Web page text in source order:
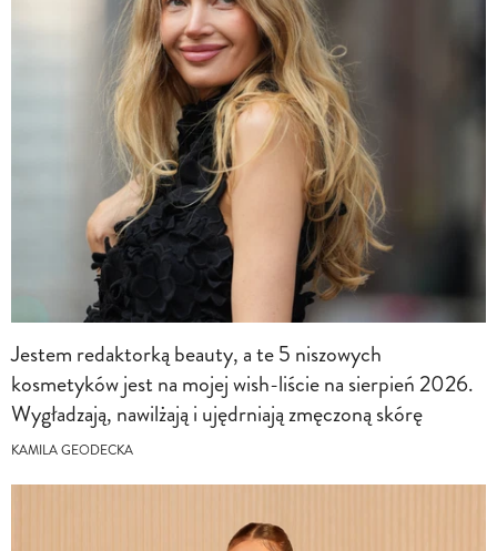
Jestem redaktorką beauty, a te 5 niszowych
kosmetyków jest na mojej wish-liście na sierpień 2026.
Wygładzają, nawilżają i ujędrniają zmęczoną skórę
KAMILA GEODECKA